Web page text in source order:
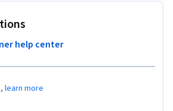
help center
learn more